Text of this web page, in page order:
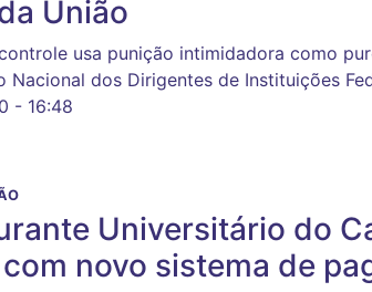
União
usa punição intimidadora como
Nacional dos Dirigentes de Instituições
- 16:48
Universitário do
novo sistema de